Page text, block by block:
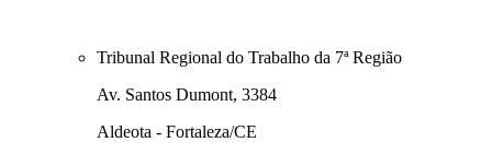
Tribunal Regional do Trabalho da 7ª Região
Av. Santos Dumont, 3384
Aldeota - Fortaleza/CE